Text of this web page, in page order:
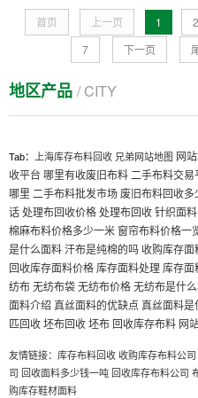
首页 上一页 1 2
7
下一页
地区产品 / CITY
Tab： 上海库存布料回收 兄弟网站地图 网
收平台 哪里有收废旧布料 二手布料交易
哪里 二手布料批发市场 废旧布料回收多
话 处理布回收价格 处理布回收 针织面料
棉麻布料价格多少一米 窗帘布料价格一
是什么面料 汗布是纯棉的吗 收购库存面
回收库存面料价格 库存面料处理 库存面
纺布 无纺布袋 无纺布价格 无纺布是什
面料介绍 真丝面料的优缺点 真丝面料是
匹回收 坯布回收 坯布 回收库存布料 网
友情链接： 库存布料回收收购库存布料公司
司 回收面料多少钱一吨 回收库存布料公司
购库存鞋材面料